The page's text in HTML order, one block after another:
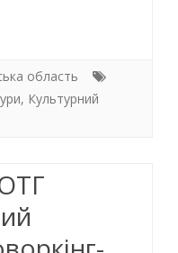
область
, Культурний